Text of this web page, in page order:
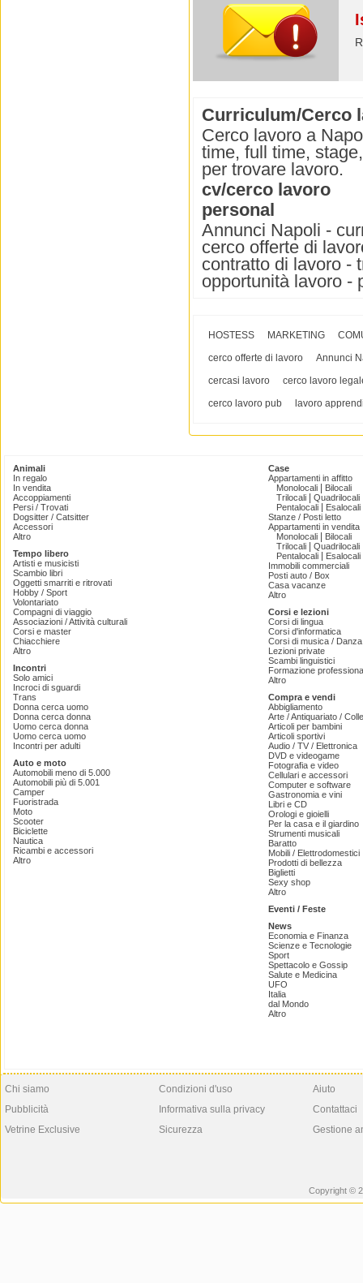
Curriculum/Cerco
Cerco lavoro a
time, full time,
per trovare lavoro.
cv/cerco lavoro
personal
Annunci Napoli -
cerco offerte di
contratto di lavoro -
opportunità lavoro -
HOSTESS MARKETING
cerco offerte di lavoro
Annunci
cercasi lavoro
cerco lavoro
cerco lavoro pub
lavoro
Animali
In regalo
In vendita
Accoppiamenti
Persi / Trovati
Dogsitter / Catsitter
Accessori
Altro
Tempo libero
Artisti e musicisti
Scambio libri
Oggetti smarriti e ritrovati
Hobby / Sport
Volontariato
Compagni di viaggio
Associazioni / Attività culturali
Corsi e master
Chiacchiere
Altro
Incontri
Solo amici
Incroci di sguardi
Trans
Donna cerca uomo
Donna cerca donna
Uomo cerca donna
Uomo cerca uomo
Incontri per adulti
Auto e moto
Automobili meno di 5.000
Automobili più di 5.001
Camper
Fuoristrada
Moto
Scooter
Biciclette
Nautica
Ricambi e accessori
Altro
Case
Appartamenti in affitto
Monolocali
Bilocali
Trilocali
Quadrilocali
Pentalocali
Esalocali
Stanze / Posti letto
Appartamenti in vendita
Monolocali
Bilocali
Trilocali
Quadrilocali
Pentalocali
Esalocali
Immobili commerciali
Posti auto / Box
Casa vacanze
Altro
Corsi e lezioni
Corsi di lingua
Corsi d'informatica
Corsi di musica /
Lezioni private
Scambi linguistici
Formazione
Altro
Compra e vendi
Abbigliamento
Arte / Antiquariato /
Articoli per bambini
Articoli sportivi
Audio / TV / Elettronica
DVD e videogame
Fotografia e video
Cellulari e accessori
Computer e software
Gastronomia e vini
Libri e CD
Orologi e gioielli
Per la casa e il giardino
Strumenti musicali
Baratto
Mobili / Elettrodomestici
Prodotti di bellezza
Biglietti
Sexy shop
Altro
Eventi / Feste
News
Economia e Finanza
Scienze e Tecnologie
Sport
Spettacolo e Gossip
Salute e Medicina
UFO
Italia
dal Mondo
Altro
Chi siamo
Pubblicità
Vetrine Exclusive
Condizioni d'uso
Informativa sulla privacy
Sicurezza
Aiuto
Contattaci
Gestione
Copyright ©